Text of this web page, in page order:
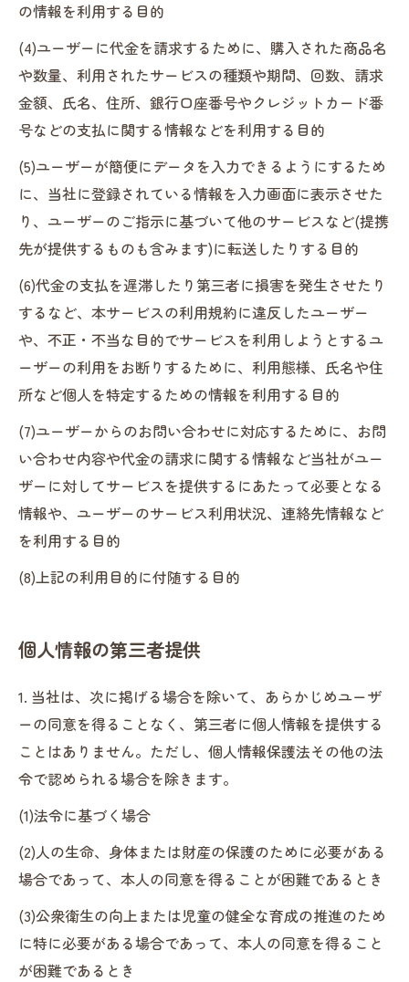
の情報を利用する目的
(4)ユーザーに代金を請求するために、購入された商品名
や数量、利用されたサービスの種類や期間、回数、請求
金額、氏名、住所、銀行口座番号やクレジットカード番
号などの支払に関する情報などを利用する目的
(5)ユーザーが簡便にデータを入力できるようにするため
に、当社に登録されている情報を入力画面に表示させた
り、ユーザーのご指示に基づいて他のサービスなど(提携
先が提供するものも含みます)に転送したりする目的
(6)代金の支払を遅滞したり第三者に損害を発生させたり
するなど、本サービスの利用規約に違反したユーザー
や、不正・不当な目的でサービスを利用しようとするユ
ーザーの利用をお断りするために、利用態様、氏名や住
所など個人を特定するための情報を利用する目的
(7)ユーザーからのお問い合わせに対応するために、お問
い合わせ内容や代金の請求に関する情報など当社がユー
ザーに対してサービスを提供するにあたって必要となる
情報や、ユーザーのサービス利用状況、連絡先情報など
を利用する目的
(8)上記の利用目的に付随する目的
個人情報の第三者提供
1. 当社は、次に掲げる場合を除いて、あらかじめユーザ
ーの同意を得ることなく、第三者に個人情報を提供する
ことはありません。ただし、個人情報保護法その他の法
令で認められる場合を除きます。
(1)法令に基づく場合
(2)人の生命、身体または財産の保護のために必要がある
場合であって、本人の同意を得ることが困難であるとき
(3)公衆衛生の向上または児童の健全な育成の推進のため
に特に必要がある場合であって、本人の同意を得ること
が困難であるとき